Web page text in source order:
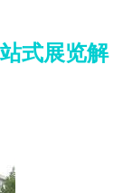
式展览解